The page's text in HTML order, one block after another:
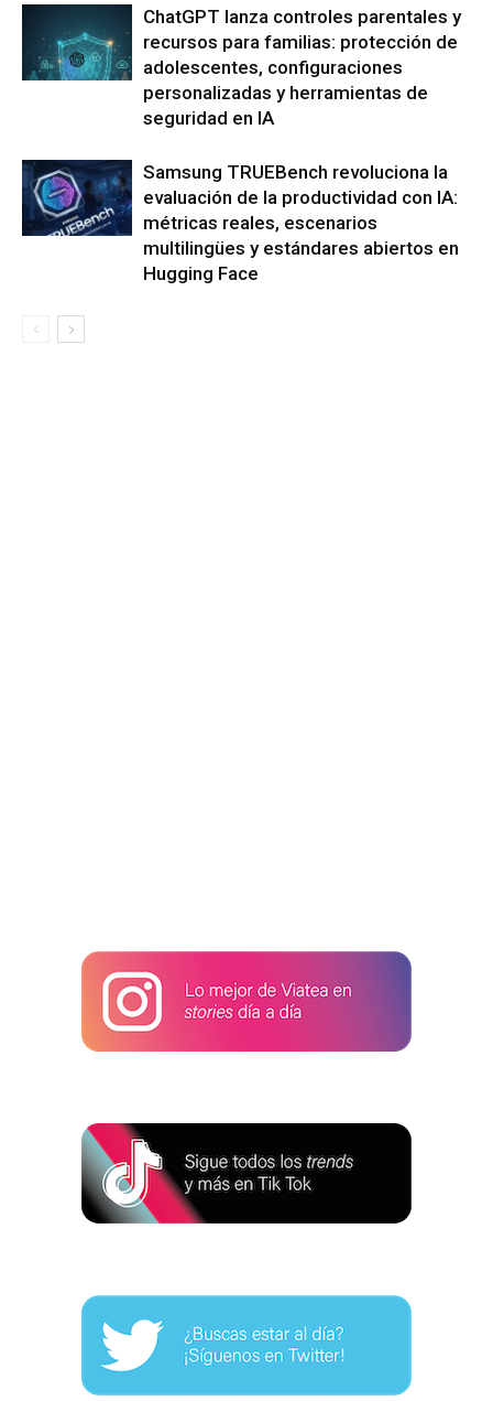
ChatGPT lanza controles parentales y
recursos para familias: protección de
adolescentes, configuraciones
personalizadas y herramientas de
seguridad en IA
Samsung TRUEBench revoluciona la
evaluación de la productividad con IA:
métricas reales, escenarios
multilingües y estándares abiertos en
Hugging Face